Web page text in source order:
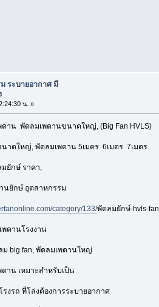
ระบายอากาศ มี
น. »
น พัดลมเพดานขนาดใหญ่, (Big Fan HVLS)
าดใหญ่, พัดลมเพดาน 5เมตร 6เมตร 7เมตร
ยักษ์ ราคา,
ยักษ์ อุตสาหกรรม
category/133/พัดลมยักษ์-hvls-fan
ดานโรงงาน
big fan, พัดลมเพดานใหญ่
าน เหมาะสำหรับเป็น
งรถ ที่โล่งต้องการระบายอากาศ